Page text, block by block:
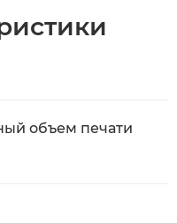
объем печати